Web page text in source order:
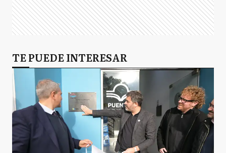
TE PUEDE INTERESAR